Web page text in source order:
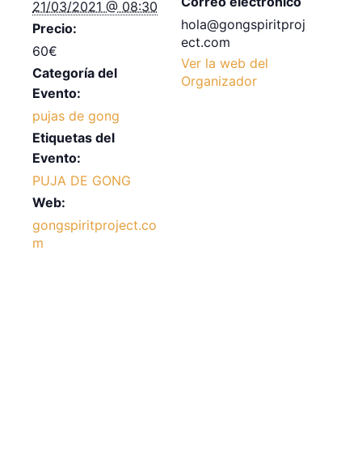
21/03/2021 @ 08:30
Precio:
60€
Categoría del
Evento:
pujas de gong
Etiquetas del
Evento:
PUJA DE GONG
Web:
gongspiritproject.co
m
hola@gongspiritproj
ect.com
Ver la web del
Organizador